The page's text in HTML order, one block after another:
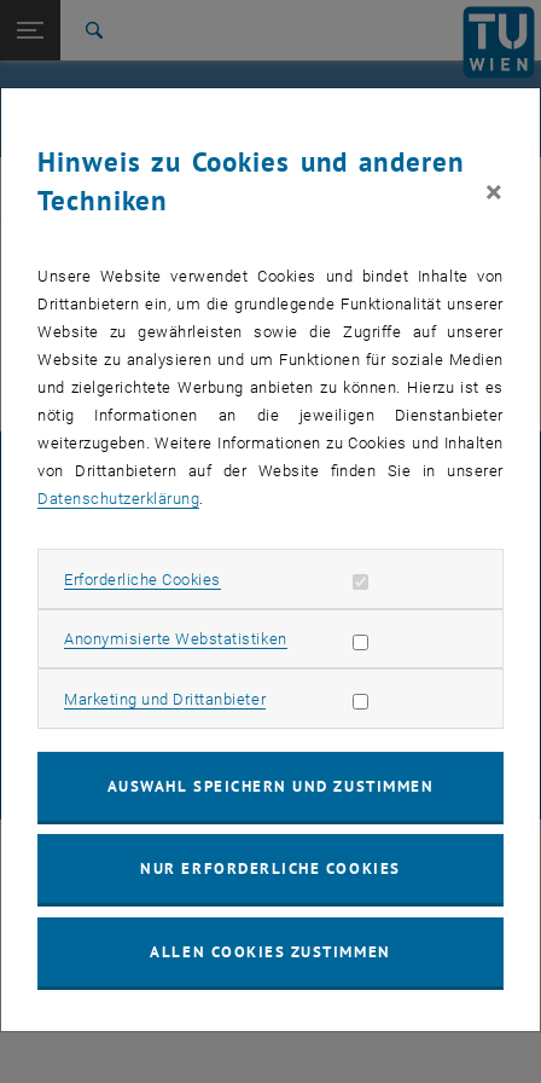
TU Login
Studium
International
Zur 1. Menü Ebene
Institut für Angewandte Physik
Zurück: Subseiten von Institut für Angewandte Physik auflisten
Zurück zur letzten Ebene:
Institut für Angewandte Physik
IAP
englischen Version, öffnet eine externe URL
dieser Seite veröffentlicht.
Für interne Nutzer findet sich im E134 Colab Bereich , öffnet eine
die Übersicht
der nächsten Seminarvorträge und zu buchenden Termine.
© TU Wien# 88199
IMPRESSUM
DATENSCHUTZERKLÄRUNG (PDF)
COOKIEEINSTELLUNGEN
Hinweis zu Cookies und anderen
Techniken
×
Unsere Website verwendet Cookies und bindet Inhalte von
Drittanbietern ein, um die grundlegende Funktionalität unserer
Website zu gewährleisten sowie die Zugriffe auf unserer
Website zu analysieren und um Funktionen für soziale Medien
und zielgerichtete Werbung anbieten zu können. Hierzu ist es
nötig Informationen an die jeweiligen Dienstanbieter
weiterzugeben. Weitere Informationen zu Cookies und Inhalten
von Drittanbietern auf der Website finden Sie in unserer
Datenschutzerklärung.
Erforderliche Cookies Erforderliche Cookies zulassen
Anonymisierte WebstatistikenStatistik Cookies zulassen
Marketing und DrittanbieterMarketing Cookies zulassen
AUSWAHL SPEICHERN UND ZUSTIMMEN
NUR ERFORDERLICHE COOKIES
ALLEN COOKIES ZUSTIMMEN